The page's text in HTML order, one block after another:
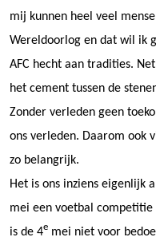
mij kunnen heel veel
Wereldoorlog en dat wil ik
AFC hecht aan tradities.
het cement tussen de
Zonder verleden geen
ons verleden. Daarom ook
zo belangrijk.
Het is ons inziens eigenlijk
mei een voetbal
is de 4e mei niet voor